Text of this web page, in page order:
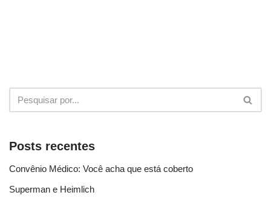
Posts recentes
Convênio Médico: Você acha que está coberto
Superman e Heimlich